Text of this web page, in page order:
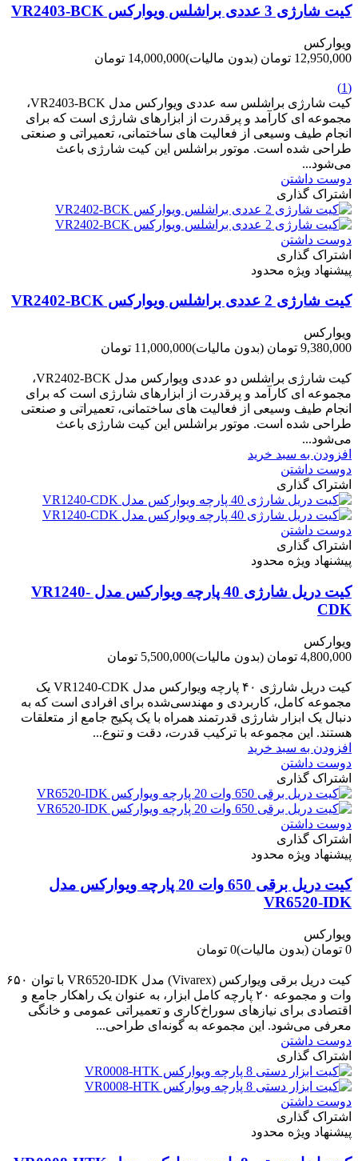
کیت شارژی 3 عددی براشلس ویوارکس VR2403-BCK
ویوارکس
12,950,000 تومان
(بدون مالیات)14,000,000 تومان
(1)
کیت شارژی براشلس سه عددی ویوارکس مدل VR2403-BCK،
مجموعه ای کارآمد و پرقدرت از ابزارهای شارژی است که برای
انجام طیف وسیعی از فعالیت های ساختمانی، تعمیراتی و صنعتی
طراحی شده است. موتور براشلس این کیت شارژی باعث
می‌شود...
دوست داشتن
اشتراک گذاری
دوست داشتن
اشتراک گذاری
پیشنهاد ویژه محدود
کیت شارژی 2 عددی براشلس ویوارکس VR2402-BCK
ویوارکس
9,380,000 تومان
(بدون مالیات)11,000,000 تومان
کیت شارژی براشلس دو عددی ویوارکس مدل VR2402-BCK،
مجموعه ای کارآمد و پرقدرت از ابزارهای شارژی است که برای
انجام طیف وسیعی از فعالیت های ساختمانی، تعمیراتی و صنعتی
طراحی شده است. موتور براشلس این کیت شارژی باعث
می‌شود...
افزودن به سبد خرید
دوست داشتن
اشتراک گذاری
دوست داشتن
اشتراک گذاری
پیشنهاد ویژه محدود
کیت دریل شارژی 40 پارچه ویوارکس مدل VR1240-
CDK
ویوارکس
4,800,000 تومان
(بدون مالیات)5,500,000 تومان
کیت دریل شارژی ۴۰ پارچه ویوارکس مدل VR1240‑CDK یک
مجموعه کامل، کاربردی و مهندسی‌شده برای افرادی است که به
دنبال یک ابزار شارژی قدرتمند همراه با یک پکیج جامع از متعلقات
هستند. این مجموعه با ترکیب قدرت، دقت و تنوع...
افزودن به سبد خرید
دوست داشتن
اشتراک گذاری
دوست داشتن
اشتراک گذاری
پیشنهاد ویژه محدود
کیت دریل برقی 650 وات 20 پارچه ویوارکس مدل
VR6520-IDK
ویوارکس
0 تومان
(بدون مالیات)0 تومان
کیت دریل برقی ویوارکس (Vivarex) مدل VR6520-IDK با توان ۶۵۰
وات و مجموعه ۲۰ پارچه کامل ابزار، به عنوان یک راهکار جامع و
اقتصادی برای نیازهای سوراخ‌کاری و تعمیراتی عمومی و خانگی
معرفی می‌شود. این مجموعه به گونه‌ای طراحی...
دوست داشتن
اشتراک گذاری
دوست داشتن
اشتراک گذاری
پیشنهاد ویژه محدود